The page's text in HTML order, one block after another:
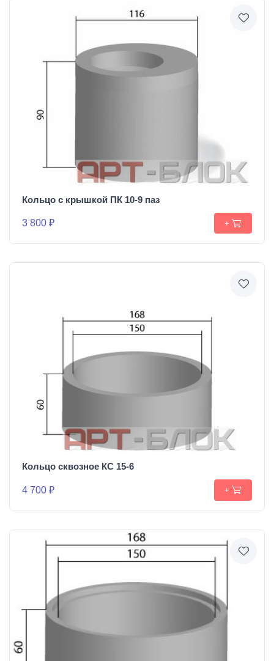
Кольцо с крышкой ПК 10-9 паз
3 800 ₽ +
Кольцо сквозное КС 15-6
4 700 ₽ +